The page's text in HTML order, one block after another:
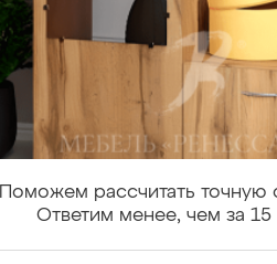
Поможем рассчитать точную
Ответим менее, чем за 15